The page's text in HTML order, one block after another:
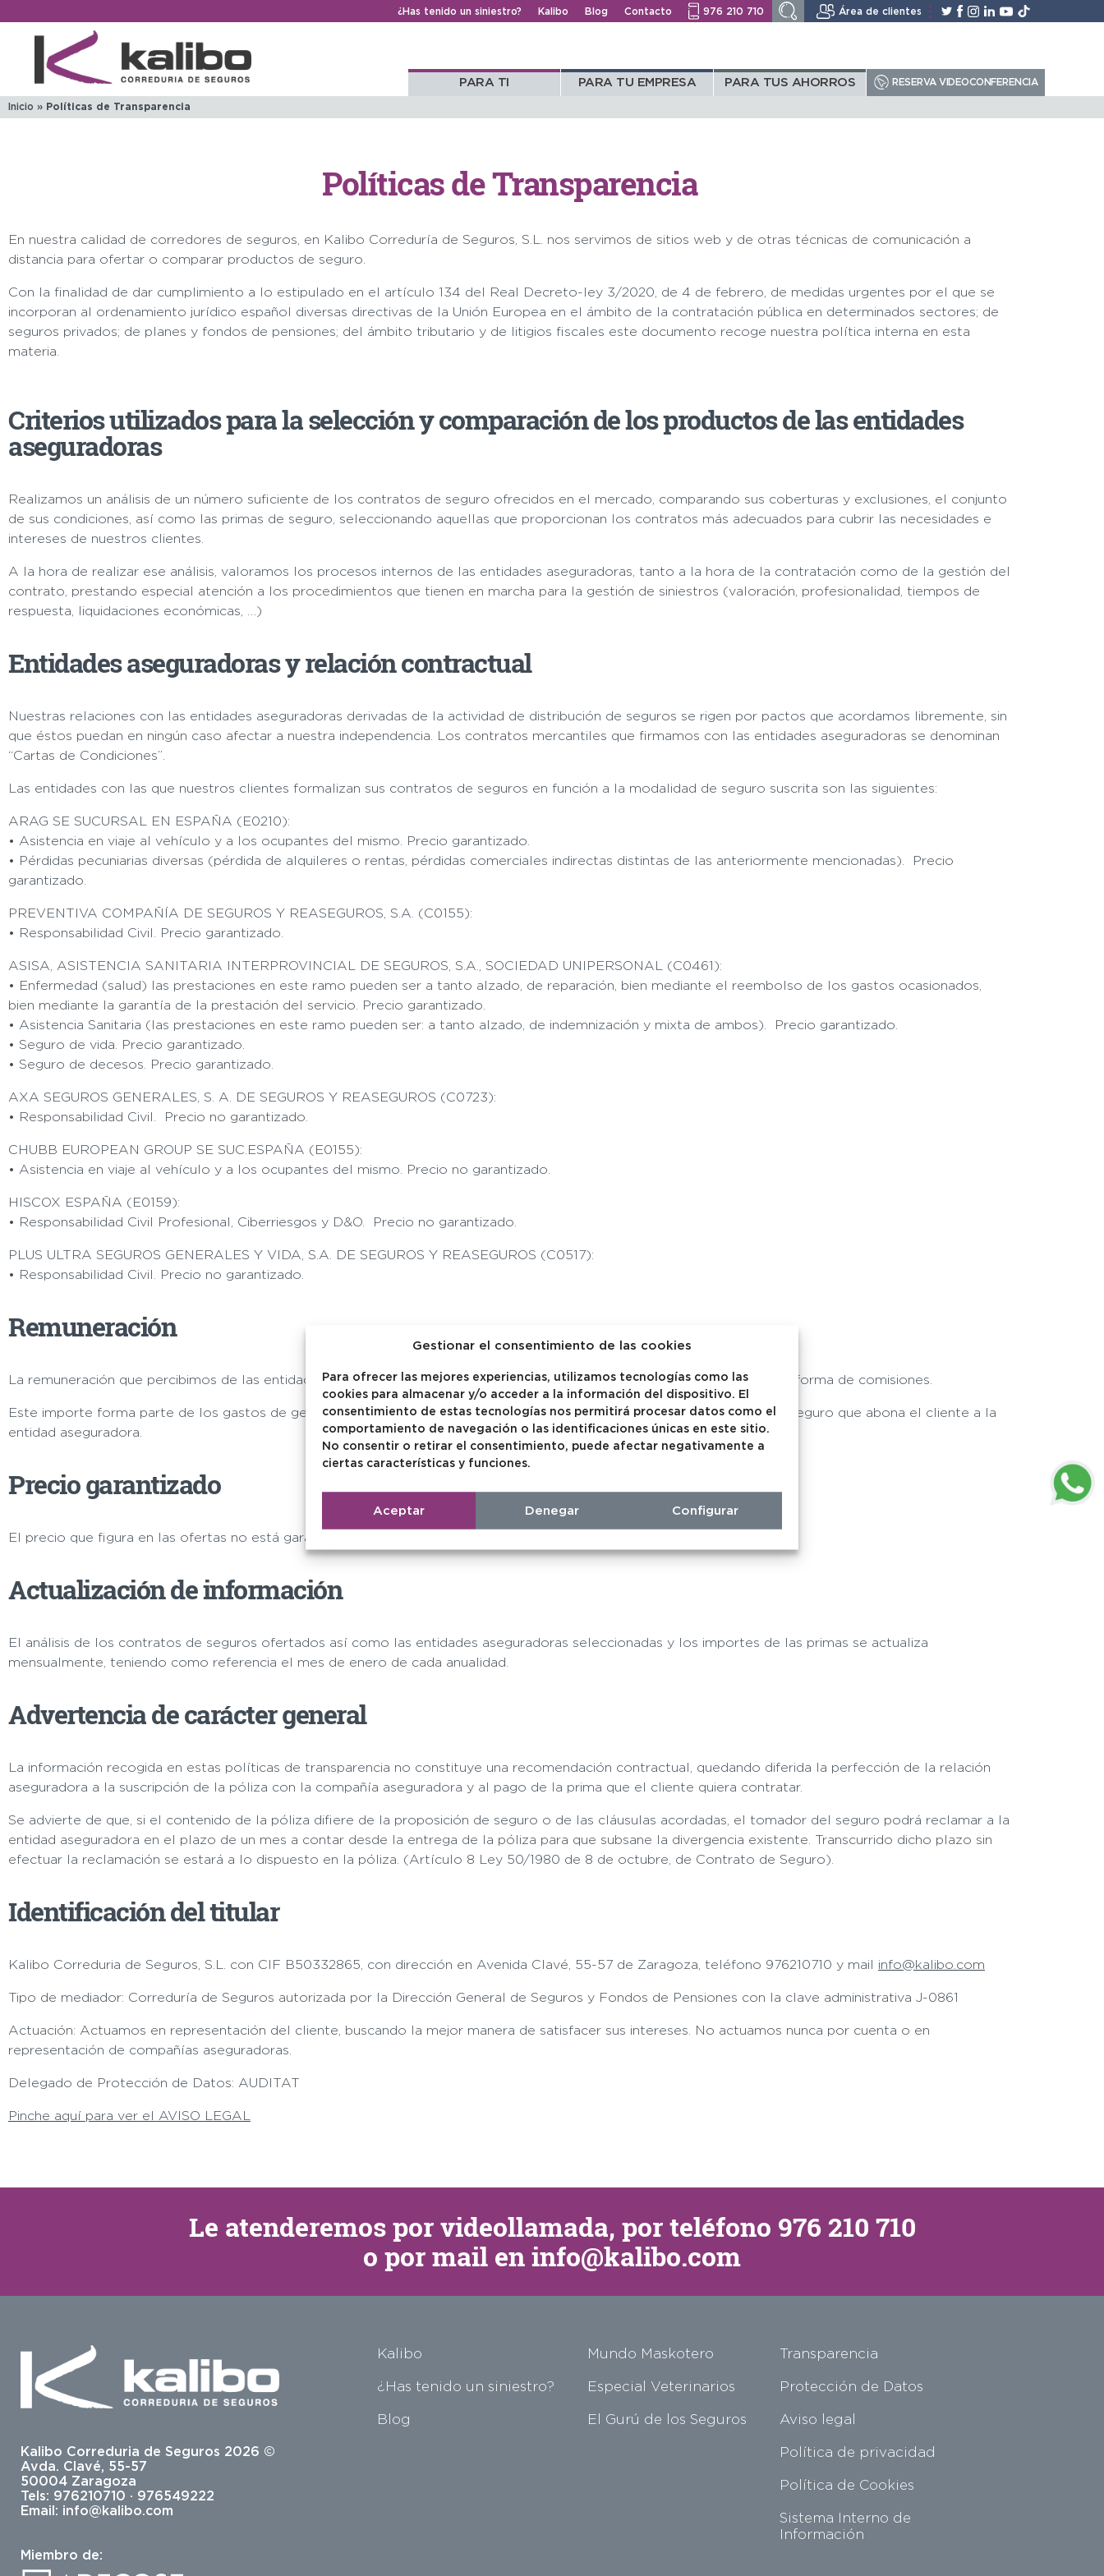
Gestionar el consentimiento de las cookies
Para ofrecer las mejores experiencias, utilizamos tecnologías como las
cookies para almacenar y/o acceder a la información del dispositivo. El
consentimiento de estas tecnologías nos permitirá procesar datos como el
comportamiento de navegación o las identificaciones únicas en este sitio.
No consentir o retirar el consentimiento, puede afectar negativamente a
ciertas características y funciones.
Aceptar Denegar Configurar
¿Has tenido un siniestro? Kalibo Blog Contacto 976 210 710 Área de clientes
PARA TI PARA TU EMPRESA PARA TUS AHORROS
RESERVA VIDEOCONFERENCIA
Inicio » Políticas de Transparencia
Políticas de Transparencia
En nuestra calidad de corredores de seguros, en Kalibo Correduría de Seguros, S.L. nos servimos de sitios web y de otras técnicas de comunicación a
distancia para ofertar o comparar productos de seguro.
Con la finalidad de dar cumplimiento a lo estipulado en el artículo 134 del Real Decreto-ley 3/2020, de 4 de febrero, de medidas urgentes por el que se
incorporan al ordenamiento jurídico español diversas directivas de la Unión Europea en el ámbito de la contratación pública en determinados sectores; de
seguros privados; de planes y fondos de pensiones; del ámbito tributario y de litigios fiscales este documento recoge nuestra política interna en esta
materia.
Criterios utilizados para la selección y comparación de los productos de las entidades
aseguradoras
Realizamos un análisis de un número suficiente de los contratos de seguro ofrecidos en el mercado, comparando sus coberturas y exclusiones, el conjunto
de sus condiciones, así como las primas de seguro, seleccionando aquellas que proporcionan los contratos más adecuados para cubrir las necesidades e
intereses de nuestros clientes.
A la hora de realizar ese análisis, valoramos los procesos internos de las entidades aseguradoras, tanto a la hora de la contratación como de la gestión del
contrato, prestando especial atención a los procedimientos que tienen en marcha para la gestión de siniestros (valoración, profesionalidad, tiempos de
respuesta, liquidaciones económicas, …)
Entidades aseguradoras y relación contractual
Nuestras relaciones con las entidades aseguradoras derivadas de la actividad de distribución de seguros se rigen por pactos que acordamos libremente, sin
que éstos puedan en ningún caso afectar a nuestra independencia. Los contratos mercantiles que firmamos con las entidades aseguradoras se denominan
“Cartas de Condiciones”.
Las entidades con las que nuestros clientes formalizan sus contratos de seguros en función a la modalidad de seguro suscrita son las siguientes:
ARAG SE SUCURSAL EN ESPAÑA (E0210):
• Asistencia en viaje al vehículo y a los ocupantes del mismo. Precio garantizado.
• Pérdidas pecuniarias diversas (pérdida de alquileres o rentas, pérdidas comerciales indirectas distintas de las anteriormente mencionadas).
Precio
garantizado.
PREVENTIVA COMPAÑÍA DE SEGUROS Y REASEGUROS, S.A. (C0155):
• Responsabilidad Civil. Precio garantizado.
ASISA, ASISTENCIA SANITARIA INTERPROVINCIAL DE SEGUROS, S.A., SOCIEDAD UNIPERSONAL (C0461):
• Enfermedad (salud) las prestaciones en este ramo pueden ser a tanto alzado, de reparación, bien mediante el reembolso de los gastos ocasionados,
bien mediante la garantía de la prestación del servicio. Precio garantizado.
• Asistencia Sanitaria (las prestaciones en este ramo pueden ser: a tanto alzado, de indemnización y mixta de ambos). Precio garantizado.
• Seguro de vida. Precio garantizado.
• Seguro de decesos. Precio garantizado.
AXA SEGUROS GENERALES, S. A. DE SEGUROS Y REASEGUROS (C0723):
• Responsabilidad Civil.
Precio no garantizado.
CHUBB EUROPEAN GROUP SE SUC.ESPAÑA (E0155):
• Asistencia en viaje al vehículo y a los ocupantes del mismo. Precio no garantizado.
HISCOX ESPAÑA (E0159):
• Responsabilidad Civil Profesional, Ciberriesgos y D&O. Precio no garantizado.
PLUS ULTRA SEGUROS GENERALES Y VIDA, S.A. DE SEGUROS Y REASEGUROS (C0517):
• Responsabilidad Civil. Precio no garantizado.
Remuneración
La remuneración que percibimos de las entidades aseguradoras por nuestra actividad de distribución de seguros reviste la forma de comisiones.
Este importe forma parte de los gastos de gestión externa de las entidades aseguradoras, y está incluido en la prima de seguro que abona el cliente a la
entidad aseguradora.
Precio garantizado
El precio que figura en las ofertas no está garantizado en todos los casos.
Actualización de información
El análisis de los contratos de seguros ofertados así como las entidades aseguradoras seleccionadas y los importes de las primas se actualiza
mensualmente, teniendo como referencia el mes de enero de cada anualidad.
Advertencia de carácter general
La información recogida en estas políticas de transparencia no constituye una recomendación contractual, quedando diferida la perfección de la relación
aseguradora a la suscripción de la póliza con la compañía aseguradora y al pago de la prima que el cliente quiera contratar.
Se advierte de que, si el contenido de la póliza difiere de la proposición de seguro o de las cláusulas acordadas, el tomador del seguro podrá reclamar a la
entidad aseguradora en el plazo de un mes a contar desde la entrega de la póliza para que subsane la divergencia existente. Transcurrido dicho plazo sin
efectuar la reclamación se estará a lo dispuesto en la póliza. (Artículo 8 Ley 50/1980 de 8 de octubre, de Contrato de Seguro).
Identificación del titular
Kalibo Correduria de Seguros, S.L. con CIF B50332865, con dirección en Avenida Clavé, 55-57 de Zaragoza, teléfono 976210710 y mail info@kalibo.com
Tipo de mediador: Correduría de Seguros autorizada por la Dirección General de Seguros y Fondos de Pensiones con la clave administrativa J-0861
Actuación: Actuamos en representación del cliente, buscando la mejor manera de satisfacer sus intereses. No actuamos nunca por cuenta o en
representación de compañías aseguradoras.
Delegado de Protección de Datos: AUDITAT
Pinche aquí para ver el AVISO LEGAL
Le atenderemos porvideollamada, por teléfono 976 210 710
o por mail eninfo@kalibo.com
Kalibo Correduria de Seguros 2026 ©
Avda. Clavé, 55-57
50004 Zaragoza
Tels: 976210710 · 976549222
Email: info@kalibo.com
Miembro de:
Kalibo
¿Has tenido un siniestro?
Blog
Mundo Maskotero
Especial Veterinarios
El Gurú de los Seguros
Transparencia
Protección de Datos
Aviso legal
Política de privacidad
Política de Cookies
Sistema Interno de
Información